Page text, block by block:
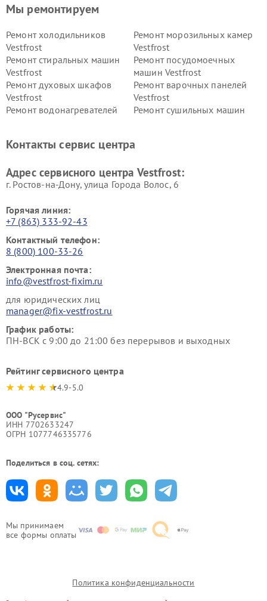
Мы принимаем
все формы оплаты
Мы ремонтируем
Ремонт холодильников
Vestfrost
Ремонт морозильных камер
Vestfrost
Ремонт стиральных машин
Vestfrost
Ремонт посудомоечных
машин Vestfrost
Ремонт духовых шкафов
Vestfrost
Ремонт варочных панелей
Vestfrost
Ремонт водонагревателей
Ремонт сушильных машин
Vestfrost
Контакты сервис центра
Адрес сервисного центра Vestfrost:
г. Ростов-на-Дону, улица Города Волос, 6
Горячая линия:
+7 (863) 333-92-43
Контактный телефон:
8 (800) 100-33-26
Электронная почта:
info@vestfrost-fixim.ru
для юридических лиц
manager@fix-vestfrost.ru
График работы:
ПН-ВСК с 9:00 до 21:00 без перерывов и выходных
Рейтинг сервисного центра
4.9-5.0
ООО "Русервис"
ИНН 7702633247
ОГРН 1077746335776
Поделиться в соц. сетях:
Политика конфиденциальности